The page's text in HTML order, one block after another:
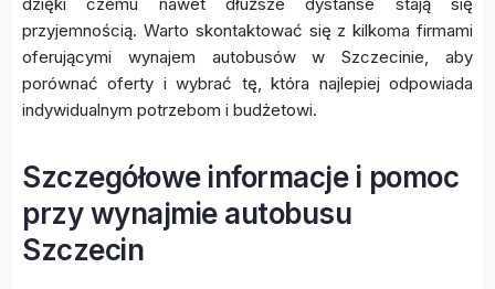
przyjemnością. Warto skontaktować się z kilkoma firmami
oferującymi wynajem autobusów w Szczecinie, aby
porównać oferty i wybrać tę, która najlepiej odpowiada
indywidualnym potrzebom i budżetowi.
Szczegółowe informacje i pomoc
przy wynajmie autobusu
Szczecin